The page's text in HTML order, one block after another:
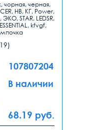
чорная, черная,
HB, КГ, Power,
ЭКО, STAR, LEDSR,
kfvgf,
107807204
В наличии
68.19 руб.